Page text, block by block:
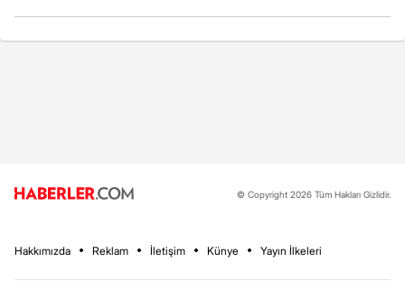
© Copyright 2026 Tüm Hakları Gizlidir.
Hakkımızda Reklam İletişim Künye Yayın İlkeleri